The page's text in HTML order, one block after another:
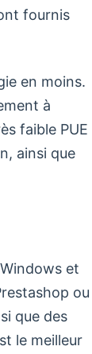
fournis
en moins.
à
faible PUE
ainsi que
et
ou
que des
le meilleur